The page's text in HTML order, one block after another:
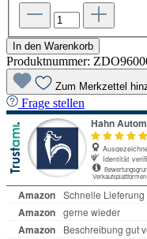
In den Warenkorb
Produktnummer:
Zum Merkzettel
Frage stellen